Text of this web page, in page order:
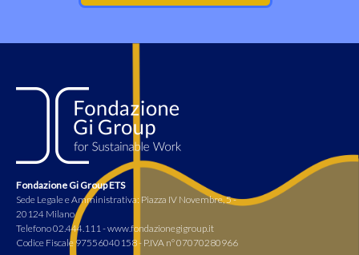
Fondazione Gi Group ETS
Sede Legale e Amministrativa: Piazza IV Novembre, 5 -
20124 Milano
Telefono 02.444.111 - www.fondazionegigroup.it
Codice Fiscale 97556040158 - P.IVA n° 07070280966